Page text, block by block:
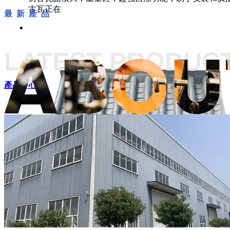
古瓦正在
仿古瓦源頭廠家
最 新 產 品
LATEST
產品中心+